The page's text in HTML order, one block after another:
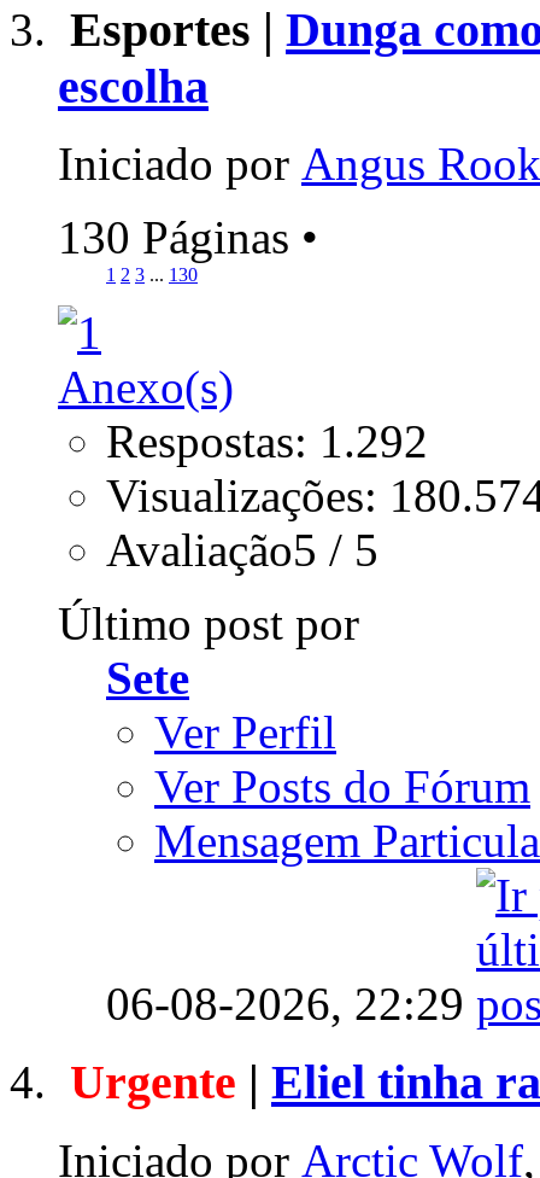
Esportes | Dunga
escolha
Iniciado por Angus Rook
130 Páginas •
1 2 3 ... 130
Respostas: 1.292
Visualizações:
Avaliação5 / 5
Último post por
Sete
Ver Perfil
Ver Posts do Fórum
Mensagem
06-08-2026, 22:29
Urgente | Eliel tinha
Iniciado por Arctic Wolf